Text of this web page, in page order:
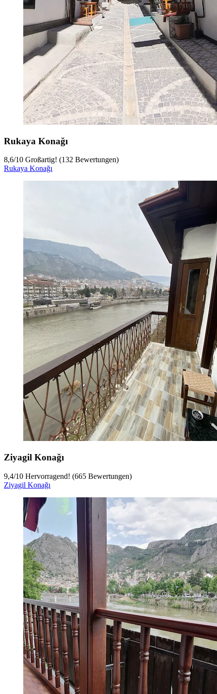
Rukaya Konağı
8,6/10 Großartig! (132 Bewertungen)
Rukaya Konağı
Ziyagil Konağı
9,4/10 Hervorragend! (665 Bewertungen)
Ziyagil Konağı